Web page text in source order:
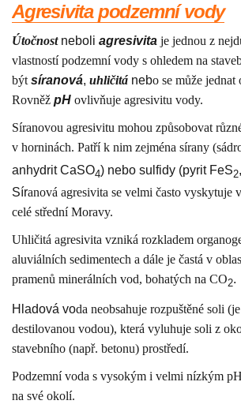
Agresivita podzemní vody
Útočnost neboli agresivita je jednou z
vlastností podzemní vody s ohledem na
býtsíranová, uhličitá nebo se může jednat
Rovněž pH ovlivňuje agresivitu vody.
Síranovou agresivitu mohou způsobovat
v horninách. Patří k nim zejména sírany
anhydrit CaSO4) nebo sulfidy (pyrit FeS2
Síranová agresivita se velmi často vyskytuje
celé střední Moravy.
Uhličitá agresivita vzniká rozkladem
aluviálních sedimentech a dále je častá v
pramenů minerálních vod, bohatých na CO2.
Hladová voda neobsahuje rozpuštěné soli
destilovanou vodou), která vyluhuje soli z
stavebního (např. betonu) prostředí.
Podzemní voda s vysokým i velmi nízkým
na své okolí.